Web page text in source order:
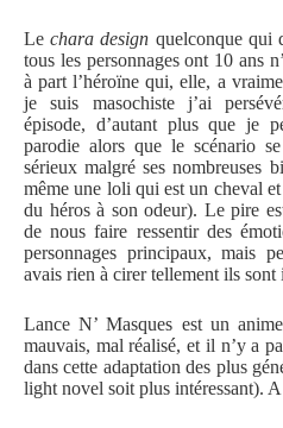
Lechara design quelconque qui
tous les personnages ont 10 ans
à part l’héroïne qui, elle, a
je suis masochiste j’ai
épisode, d’autant plus que je
parodie alors que le scénario
sérieux malgré ses nombreuses
même une loli qui est un cheval
du héros à son odeur). Le pire
de nous faire ressentir des
personnages principaux, mais
avais rien à cirer tellement ils sont
Lance N’ Masques est un
mauvais, mal réalisé, et il n’y a
dans cette adaptation des plus
light novel soit plus intéressant).